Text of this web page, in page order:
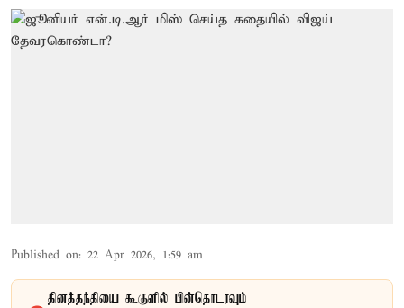
Published on: 22 Apr 2026, 1:59 am
தினத்தந்தியை கூகுளில் பின்தொடரவும்